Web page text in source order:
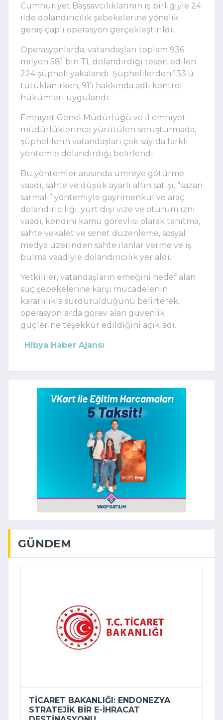
Cumhuriyet Başsavcılıklarının iş birliğiyle 24
ilde dolandırıcılık şebekelerine yönelik
geniş çaplı operasyon gerçekleştirildi.
Operasyonlarda, vatandaşları toplam 936
milyon 581 bin TL dolandırdığı tespit edilen
224 şüpheli yakalandı. Şüphelilerden 133’ü
tutuklanırken, 91’i hakkında adli kontrol
hükümleri uygulandı.
Emniyet Genel Müdürlüğü ve il emniyet
müdürlüklerince yürütülen soruşturmada,
şüphelilerin vatandaşları çok sayıda farklı
yöntemle dolandırdığı belirlendi.
Bu yöntemler arasında umreye götürme
vaadi, sahte ve düşük ayarlı altın satışı, “sazan
sarmalı” yöntemiyle gayrimenkul ve araç
dolandırıcılığı, yurt dışı vize ve oturum izni
vaadi, kendini kamu görevlisi olarak tanıtma,
sahte vekalet ve senet düzenleme, sosyal
medya üzerinden sahte ilanlar verme ve iş
bulma vaadiyle dolandırıcılık yer aldı.
Yetkililer, vatandaşların emeğini hedef alan
suç şebekelerine karşı mücadelenin
kararlılıkla sürdürüldüğünü belirterek,
operasyonlarda görev alan güvenlik
güçlerine teşekkür edildiğini açıkladı.
Hibya Haber Ajansı
GÜNDEM
TICARET BAKANLIĞI: ENDONEZYA
STRATEJIK BIR E-İHRACAT